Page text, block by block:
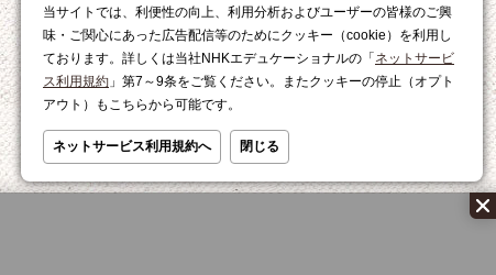
当サイトでは、利便性の向上、利用分析およびユーザーの皆様のご興
味・ご関心にあった広告配信等のためにクッキー（cookie）を利用し
ております。詳しくは当社NHKエデュケーショナルの「 ネットサービ
ス利用規約 」第7～9条をご覧ください。またクッキーの停止（オプト
アウト）もこちらから可能です。
ネットサービス利用規約へ 閉じる
レシピ